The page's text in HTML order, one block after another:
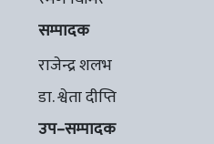
सम्पादक
राजेन्द्र शलभ
डा. श्वेता दीप्ति
उप–सम्पादक